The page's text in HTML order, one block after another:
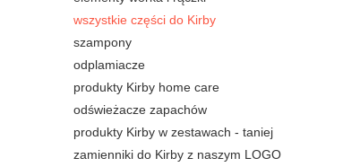
wszystkie części do Kirby
szampony
odplamiacze
produkty Kirby home care
odświeżacze zapachów
produkty Kirby w zestawach - taniej
zamienniki do Kirby z naszym LOGO